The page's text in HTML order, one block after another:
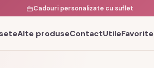
Cadouri personalizate cu suflet
Alte produseContactUtileFavorite